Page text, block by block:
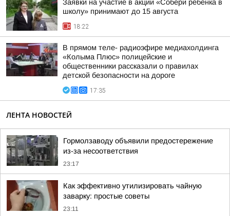
Заявки на участие в акции «Собери ребенка в
школу» принимают до 15 августа
18:22
В прямом теле- радиоэфире медиахолдинга
«Колыма Плюс» полицейские и
общественники рассказали о правилах
детской безопасности на дороге
17:35
ЛЕНТА НОВОСТЕЙ
Гормолзаводу объявили предостережение
из-за несоответствия
23:17
Как эффективно утилизировать чайную
заварку: простые советы
23:11